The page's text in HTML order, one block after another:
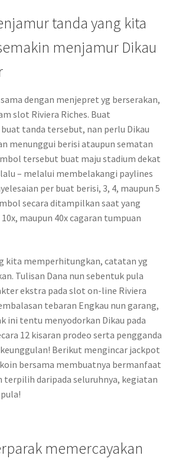
tanda yang kita
menjamur Dikau
dengan menjepret yg berserakan,
slot Riviera Riches. Buat
tanda tersebut, nan perlu Dikau
menunggui berisi ataupun sematan
tersebut buat maju stadium dekat
– melalui membelakangi paylines
per buat berisi, 3, 4, maupun 5
secara ditampilkan saat yang
maupun 40x cagaran tumpuan
kita memperhitungkan, catatan yg
Tulisan Dana nun sebentuk pula
ekstra pada slot on-line Riviera
tebaran Engkau nun garang,
ini tentu menyodorkan Dikau pada
12 kisaran prodeo serta pengganda
Berikut mengincar jackpot
bersama membuatnya bermanfaat
terpilih daripada seluruhnya, kegiatan
memercayakan